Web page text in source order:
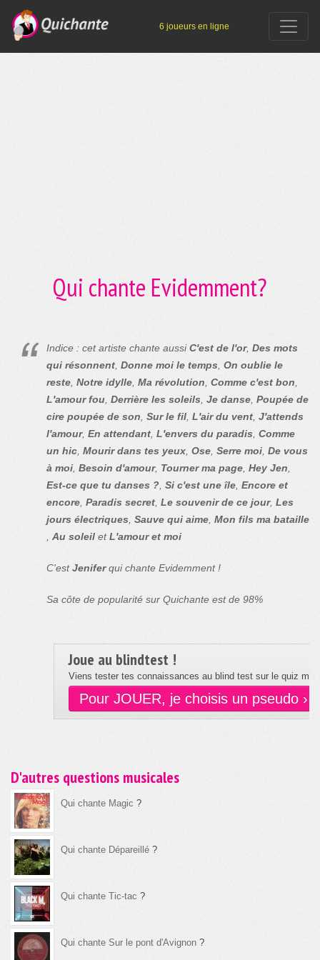
6 joueurs en ligne
Qui chante Evidemment?
Indice : cet artiste chante aussiC'est de l'or, Des mots
qui résonnent Donne moi le temps On oublie le
reste Notre idylle Ma révolution Comme c'est bon
L'amour fou Derrière les soleils Je danse Poupée de
cire poupée de son Sur le fil L'air du vent J'attends
l'amour, En attendant L'envers du paradis Comme
un hic Mourir dans tes yeux Ose Serre moi De vous
à moi Besoin d'amour, Tourner ma page Hey Jen
Est-ce que tu danses ? Si c'est une île Encore et
encore Paradis secret Le souvenir de ce jour, Les
jours électriques Sauve qui aime Mon fils ma bataille
Au soleil etL'amour et moi
C'estJeniferqui chante Evidemment !
Sa côte de popularité sur Quichante est de 98%
Joue au blindtest !
Viens tester tes connaissances au blind test sur le quiz
Pour JOUER, je choisis un pseudo ›
D'autres questions musicales
Qui chante Magic ?
Qui chante Dépareillé ?
Qui chante Tic-tac ?
Qui chante Sur le pont d'Avignon ?